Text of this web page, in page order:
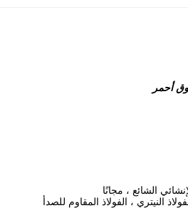
النيتري ، الفولاذ المقاوم للصدأ